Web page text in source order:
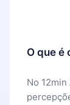
O que é
No